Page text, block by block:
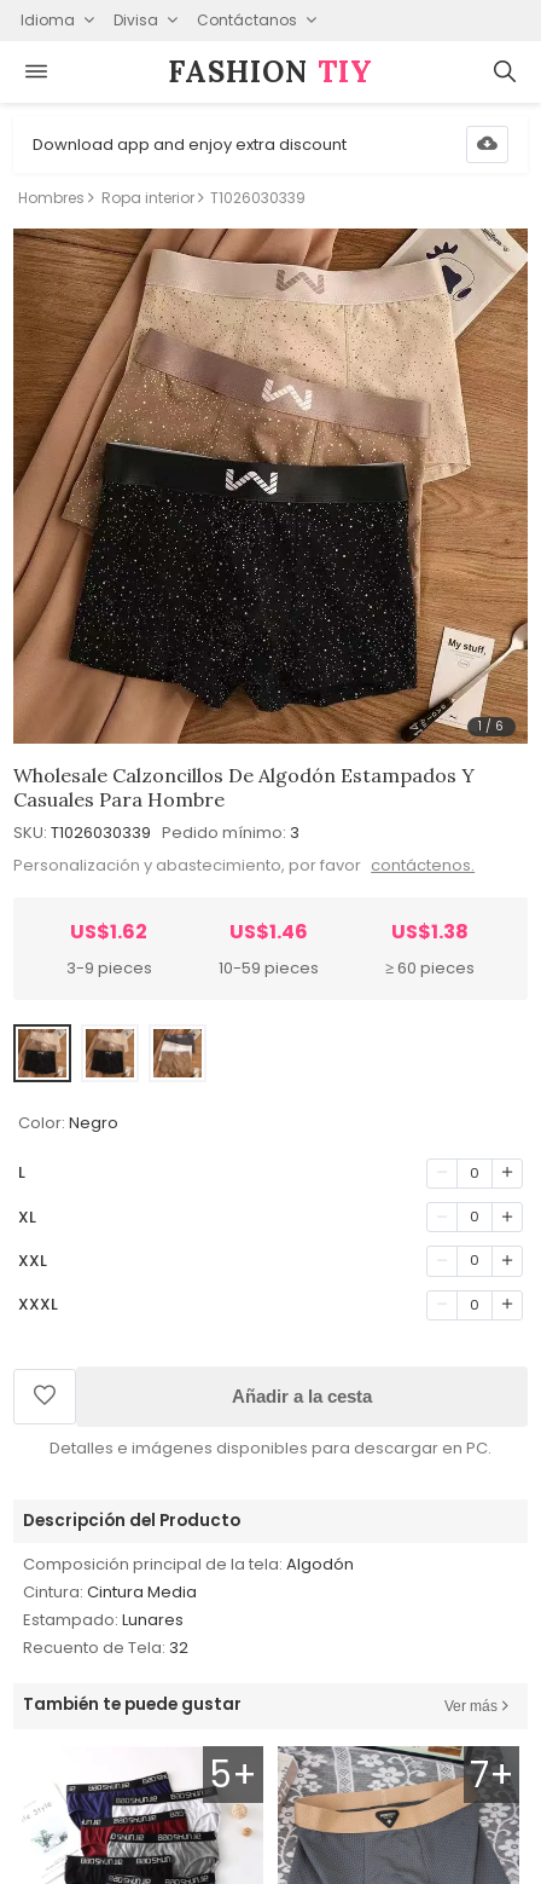
Idioma Divisa Contáctanos
FASHION⁠ TIY
Download app and enjoy extra discount
Hombres Ropa interior T1026030339
1 / 6
Wholesale Calzoncillos De Algodón Estampados Y
Casuales Para Hombre
SKU: T1026030339 Pedido mínimo: 3
Personalización y abastecimiento, por favor contáctenos.
US$1.62
3-9 pieces
US$1.46
10-59 pieces
US$1.38
≥ 60 pieces
Color: Negro
L 0
XL 0
XXL 0
XXXL 0
Añadir a la cesta
Detalles e imágenes disponibles para descargar en PC.
Descripción del Producto
Composición principal de la tela: Algodón
Cintura: Cintura Media
Estampado: Lunares
Recuento de Tela: 32
También te puede gustar Ver más
5+ 7+